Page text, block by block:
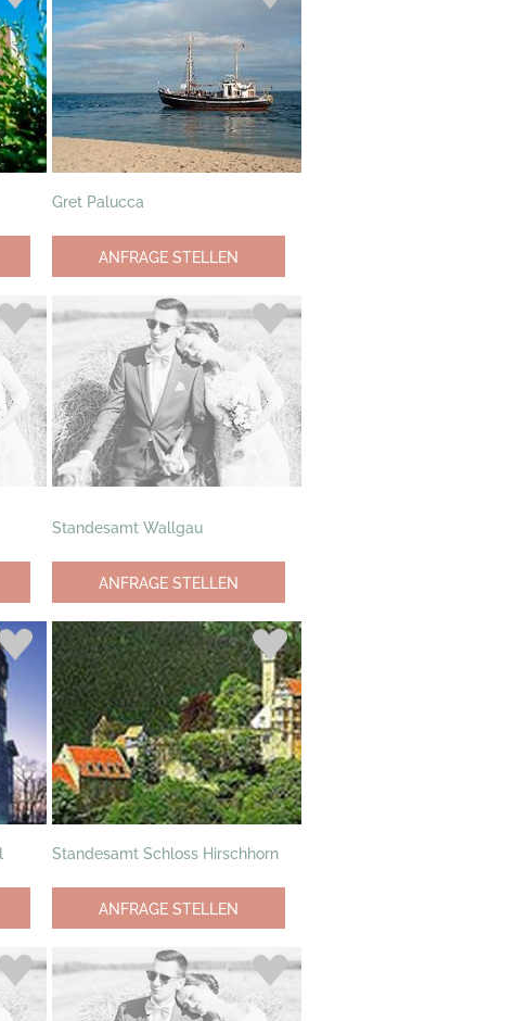
Gret Palucca
ANFRAGE STELLEN
Standesamt Wallgau
ANFRAGE STELLEN
Standesamt Schloss Hirschhorn
ANFRAGE STELLEN